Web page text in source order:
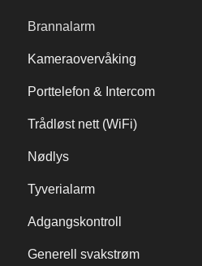
Brannalarm
Kameraovervåking
Porttelefon & Intercom
Trådløst nett (WiFi)
Nødlys
Tyverialarm
Adgangskontroll
Generell svakstrøm